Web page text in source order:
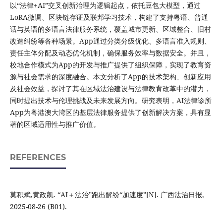
以“法律+AI”交叉创新治理为逻辑起点，依托豆包大模型，通过
LoRA微调、区块链存证及联邦学习技术，构建了支持粤语、普通
话与英语的多语言法律服务系统，覆盖城市更新、区域整合、旧村
改造纠纷等各种场景。App通过分类分级优化、多语言准入规则、
责任主体分配及动态优化机制，确保服务效率与数据安全。并且，
校地合作模式为App的开发与推广提供了组织保障，实现了教育资
源与社会需求的深度融合。本文分析了App的技术架构、创新应用
及社会效益，探讨了其在区域法治建设与法律教育改革中的潜力，
同时提出技术与伦理挑战及未来发展方向。研究表明，AI法律诊所
App为粤港澳大湾区的基层法律服务提供了创新解决方案，具有显
著的区域适用性与推广价值。
REFERENCES
莫积斌,黄政凯. “AI＋法治”跑出解纷“加速度”[N]. 广西法治日报,
2025-08-26 (B01).